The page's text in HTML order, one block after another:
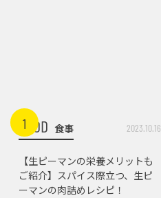
1FOOD 食事 2023.10.16
【生ピーマンの栄養メリットも
ご紹介】スパイス際立つ、生ピ
ーマンの肉詰めレシピ！